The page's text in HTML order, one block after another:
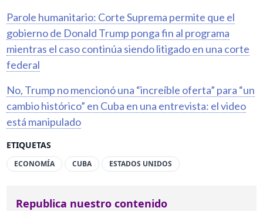
ETIQUETAS
ECONOMÍA CUBA ESTADOS UNIDOS
Parole humanitario: Corte Suprema permite que el
gobierno de Donald Trump ponga fin al programa
mientras el caso continúa siendo litigado en una corte
federal
No, Trump no mencionó una “increíble oferta” para “un
cambio histórico” en Cuba en una entrevista: el video
está manipulado
Republica nuestro contenido